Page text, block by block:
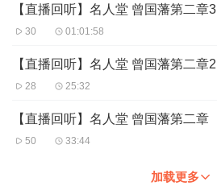
【直播回听】名人堂 曾国藩第二章3
30 01:01:58
【直播回听】名人堂 曾国藩第二章2
28 25:32
【直播回听】名人堂 曾国藩第二章
50 33:44
加载更多